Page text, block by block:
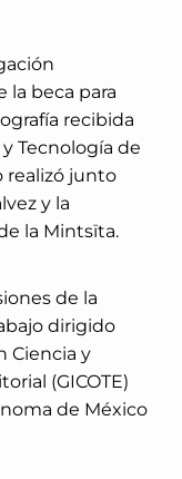
la beca para
recibida
Tecnología de
realizó junto
y la
la Mintsïta.
de la
dirigido
Ciencia y
(GICOTE)
de México